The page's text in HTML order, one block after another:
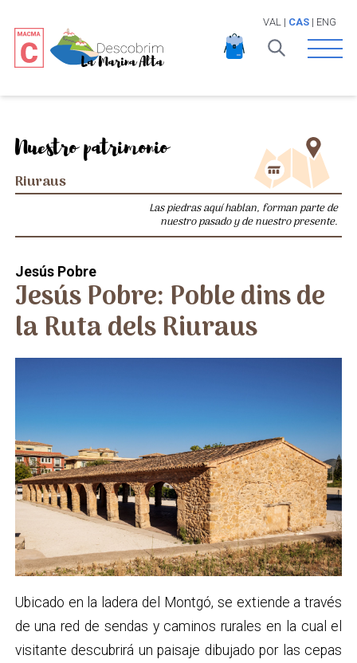
VAL | CAS| ENG
Open
Nuestro patrimonio
Riuraus
Las piedras aquí hablan, forman parte de
nuestro pasado y de nuestro presente.
Jesús Pobre
Jesús Pobre: Poble dins de
la Ruta dels Riuraus
Ubicado en la ladera del Montgó, se extiende a través
de una red de sendas y caminos rurales en la cual el
visitante descubrirá un paisaje dibujado por las cepas